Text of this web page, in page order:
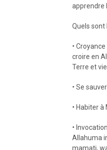
apprendre
Quels
•
croire en
Terre et vie
• Se
• Habiter
•
Allahuma
mamati,